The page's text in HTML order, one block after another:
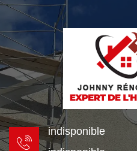
indisponible